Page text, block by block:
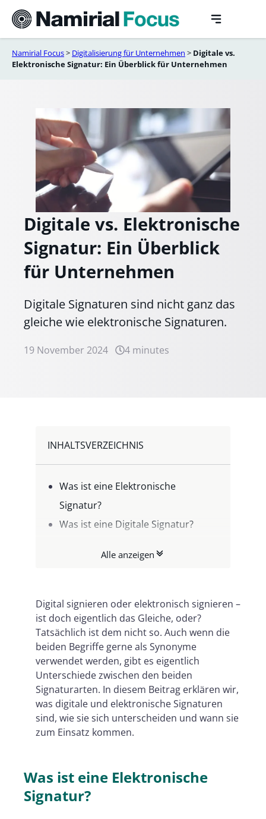
content
Namirial Focus> Digitalisierung für Unternehmen​ > Digitale vs.
Elektronische Signatur: Ein Überblick für Unternehmen
Digitale vs. Elektronische
Signatur: Ein Überblick
für Unternehmen
Digitale Signaturen sind nicht ganz das
gleiche wie elektronische Signaturen.
19 November 2024 4 minutes
INHALTSVERZEICHNIS
Was ist eine Elektronische
Signatur?
Was ist eine Digitale Signatur?
die Elektronische Signatur
Elektronischer und Digitaler
Signatur
Vorteile der Digitalen Signatur
Welche Signatur eignet sich für Ihr
Unternehmen?
Fazit: Digitale oder Elektronische
Signatur?
Alle anzeigen
Digital signieren oder elektronisch signieren –
ist doch eigentlich das Gleiche, oder?
Tatsächlich ist dem nicht so. Auch wenn die
beiden Begriffe gerne als Synonyme
verwendet werden, gibt es eigentlich
Unterschiede zwischen den beiden
Signaturarten. In diesem Beitrag erklären wir,
was digitale und elektronische Signaturen
sind, wie sie sich unterscheiden und wann sie
zum Einsatz kommen.
Was ist eine Elektronische
Signatur?